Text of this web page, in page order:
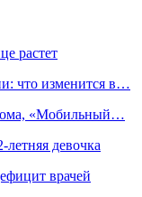
растет
что изменится в…
дома, «Мобильный…
девочка
врачей